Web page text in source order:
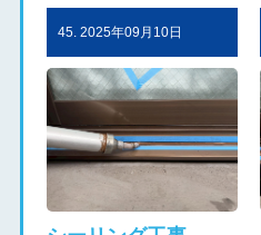
45. 2025年09月10日